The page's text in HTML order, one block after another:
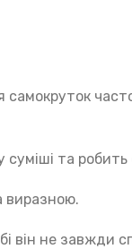
самокруток
та робить
виразною.
він не